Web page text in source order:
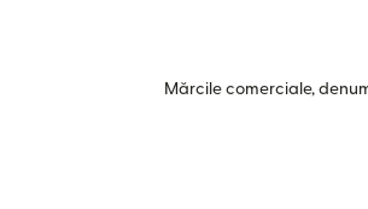
Mărcile comerciale,